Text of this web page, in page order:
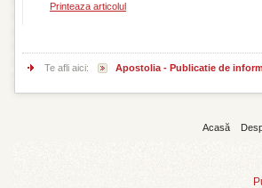
Printeaza articolul
Te afli aici: Apostolia - Publicatie de
Acasă